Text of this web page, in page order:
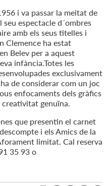
i va passar la meitat de
espectacle d´ombres
amb els seus titelles i
Clemence ha estat
Belev per a aquest
infància.Totes les
exclusivament
de considerar com un joc
enfocaments dels gràfics
genuïna.
que presentin el carnet
i els Amics de la
limitat. Cal reserva
35 93 o